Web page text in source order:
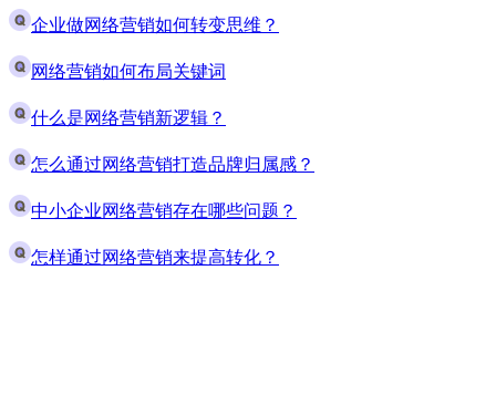
企业做网络营销如何转变思维？
网络营销如何布局关键词
什么是网络营销新逻辑？
怎么通过网络营销打造品牌归属感？
中小企业网络营销存在哪些问题？
怎样通过网络营销来提高转化？